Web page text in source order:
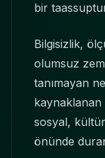
bir
Bilgisizlik,
olumsuz
tanımayan
sosyal,
önünde